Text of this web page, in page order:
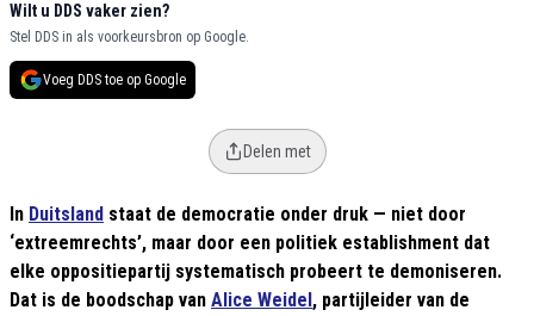
Wilt u DDS vaker zien?
Stel DDS in als voorkeursbron op Google.
Voeg DDS toe op Google
Delen met
In Duitsland staat de democratie onder druk — niet door
‘extreemrechts’, maar door een politiek establishment dat
elke oppositiepartij systematisch probeert te demoniseren.
Dat is de boodschap van Alice Weidel , partijleider van de